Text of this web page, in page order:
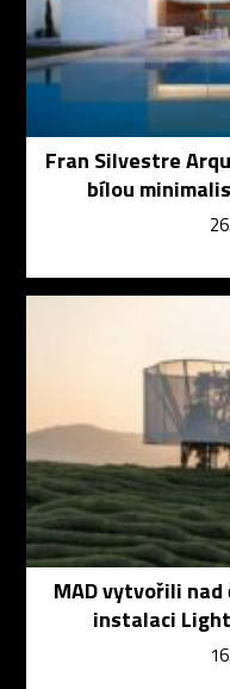
Fran Silvestre
bílou
MAD vytvořili
instalaci